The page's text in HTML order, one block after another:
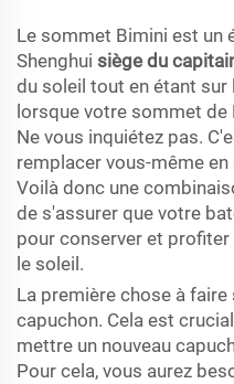
Le sommet Bimini est un
Shenghui siège du
du soleil tout en étant sur
lorsque votre sommet de
Ne vous inquiétez pas.
remplacer vous-même
Voilà donc une
de s'assurer que votre
pour conserver et
le soleil.
La première chose à
capuchon. Cela est
mettre un nouveau
Pour cela, vous aurez